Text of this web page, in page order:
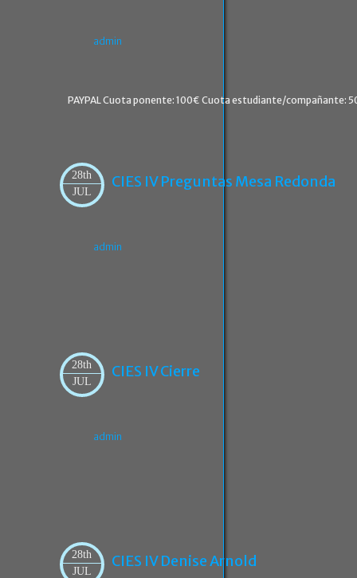
admin
PAYPAL Cuota ponente: 100€ Cuota estudiante/compañante:
28th
JUL
CIES IV Preguntas Mesa Redonda
admin
28th
JUL
CIES IV Cierre
admin
28th
JUL
CIES IV Denise Arnold